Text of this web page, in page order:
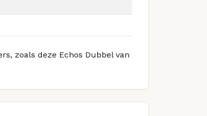
zoals deze Echos Dubbel van